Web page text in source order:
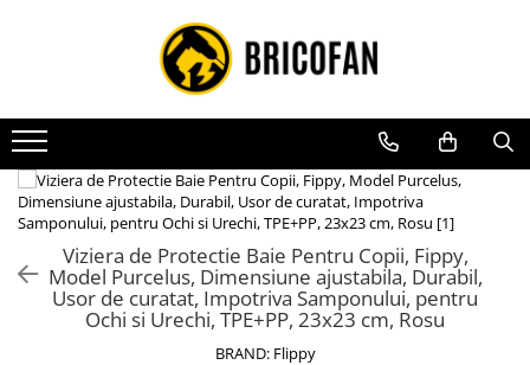
Toate Produsele
Vehicule electrice
Atv
Cu permis
Fără permis
Masini electrice
Motocross
Piese de schimb vehicule electrice
Viziera de Protectie Baie Pentru Copii, Fippy,
Model Purcelus, Dimensiune ajustabila, Durabil,
Usor de curatat, Impotriva Samponului, pentru
Ochi si Urechi, TPE+PP, 23x23 cm, Rosu
BRAND: Flippy